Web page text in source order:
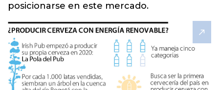
posicionarse en este mercado.